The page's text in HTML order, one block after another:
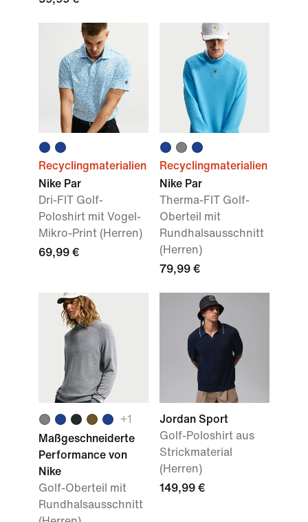
Recyclingmaterialien
Nike Par
Dri-FIT Golf-
Poloshirt mit Vogel-
Mikro-Print (Herren)
69,99 €
Recyclingmaterialien
Nike Par
Therma-FIT Golf-
Oberteil mit
Rundhalsausschnitt
(Herren)
79,99 €
+1
Maßgeschneiderte
Performance von
Nike
Golf-Oberteil mit
Rundhalsausschnitt
Jordan Sport
Golf-Poloshirt aus
Strickmaterial
(Herren)
149,99 €